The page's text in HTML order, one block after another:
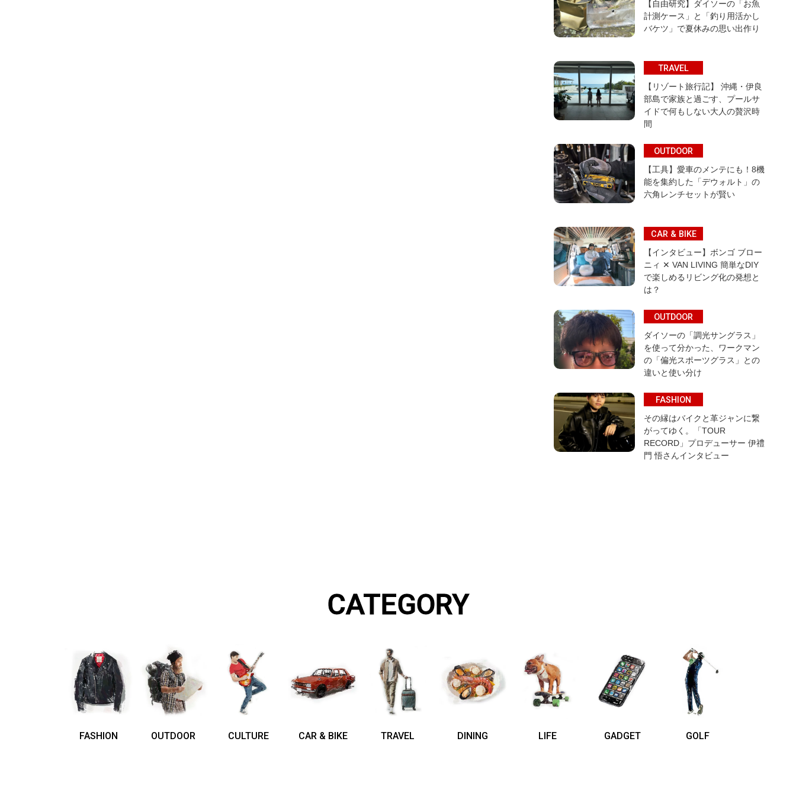
【自由研究】ダイソーの「お魚
計測ケース」と「釣り用活かし
バケツ」で夏休みの思い出作り
TRAVEL
【リゾート旅行記】 沖縄・伊良
部島で家族と過ごす、プールサ
イドで何もしない大人の贅沢時
間
OUTDOOR
【工具】愛車のメンテにも！8機
能を集約した「デウォルト」の
六角レンチセットが賢い
CAR & BIKE
【インタビュー】ボンゴ ブロー
ニィ ✕ VAN LIVING 簡単なDIY
で楽しめるリビング化の発想と
は？
OUTDOOR
ダイソーの「調光サングラス」
を使って分かった、ワークマン
の「偏光スポーツグラス」との
違いと使い分け
FASHION
その縁はバイクと革ジャンに繋
がってゆく。「TOUR
RECORD」プロデューサー 伊禮
門 悟さんインタビュー
CATEGORY
FASHION OUTDOOR CULTURE CAR & BIKE TRAVEL DINING LIFE GADGET GOLF